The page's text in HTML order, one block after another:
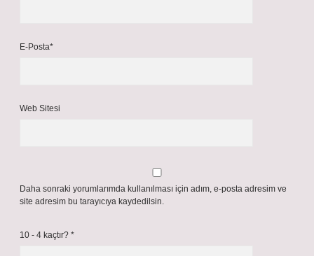
E-Posta*
Web Sitesi
Daha sonraki yorumlarımda kullanılması için adım, e-posta adresim ve
site adresim bu tarayıcıya kaydedilsin.
10 - 4 kaçtır? *